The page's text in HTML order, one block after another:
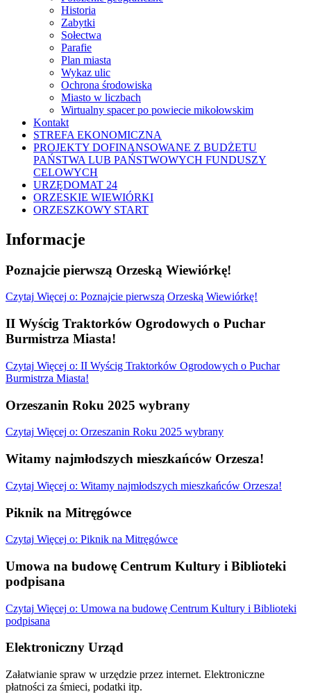
Historia
Zabytki
Sołectwa
Parafie
Plan miasta
Wykaz ulic
Ochrona środowiska
Miasto w liczbach
Wirtualny spacer po powiecie mikołowskim
Kontakt
STREFA EKONOMICZNA
PROJEKTY DOFINANSOWANE Z BUDŻETU
PAŃSTWA LUB PAŃSTWOWYCH FUNDUSZY
CELOWYCH
URZĘDOMAT 24
ORZESKIE WIEWIÓRKI
ORZESZKOWY START
Informacje
Poznajcie pierwszą Orzeską Wiewiórkę!
Czytaj Więcej o: Poznajcie pierwszą Orzeską Wiewiórkę!
II Wyścig Traktorków Ogrodowych o Puchar
Burmistrza Miasta!
Czytaj Więcej o: II Wyścig Traktorków Ogrodowych o Puchar
Burmistrza Miasta!
Orzeszanin Roku 2025 wybrany
Czytaj Więcej o: Orzeszanin Roku 2025 wybrany
Witamy najmłodszych mieszkańców Orzesza!
Czytaj Więcej o: Witamy najmłodszych mieszkańców Orzesza!
Piknik na Mitręgówce
Czytaj Więcej o: Piknik na Mitręgówce
Umowa na budowę Centrum Kultury i Biblioteki
podpisana
Czytaj Więcej o: Umowa na budowę Centrum Kultury i Biblioteki
podpisana
Elektroniczny Urząd
Załatwianie spraw w urzędzie przez internet. Elektroniczne
płatności za śmieci, podatki itp.